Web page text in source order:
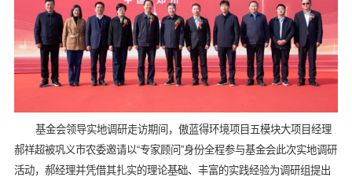
基金会领导实地调研走访期间，傲蓝得环境项目五模块大项目经理
郝祥超被巩义市农委邀请以“专家顾问”身份全程参与基金会此次实地调研
活动，郝经理并凭借其扎实的理论基础、丰富的实践经验为调研组提出